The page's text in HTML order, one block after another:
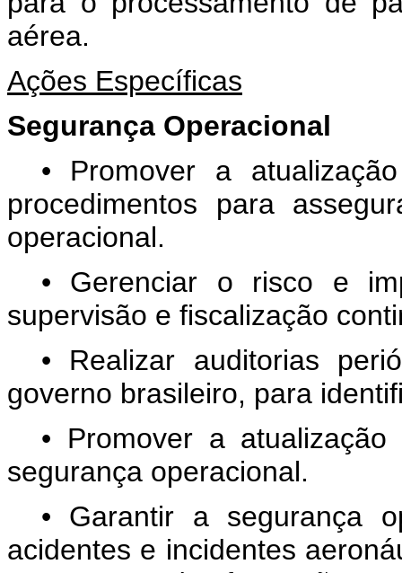
aérea.
Ações Específicas
Segurança Operacional
• Promover a
procedimentos para
operacional.
• Gerenciar o risco e
supervisão e fiscalização
• Realizar auditorias
governo brasileiro, para
• Promover a
segurança operacional.
• Garantir a segurança
acidentes e incidentes